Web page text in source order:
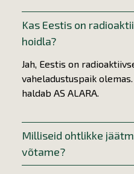
Kas Eestis on
hoidla?
Jah, Eestis on
vaheladustuspaik
haldab AS ALARA.
Milliseid ohtlikke
võtame?